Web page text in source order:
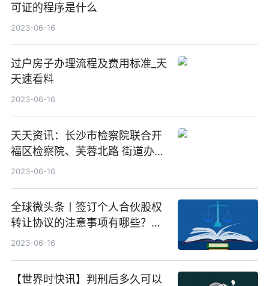
可证的程序是什么
2023-06-16
过户房子办理流程及费用标准_天
天速看料
2023-06-16
天天资讯：长沙市检察院联合开
福区检察院、芙蓉北路 街道办事
处开展防范非法集资宣传活动
2023-06-16
全球微头条丨签订个人合伙股权
转让协议的注意事项有哪些？股
权转让协议何时生效？
2023-06-16
【世界时快讯】判刑后多久可以